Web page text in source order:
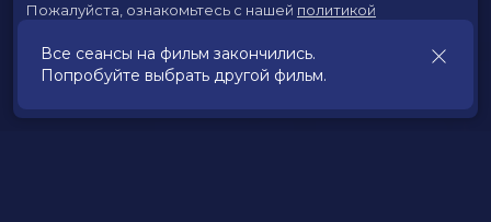
Все сеансы на фильм закончились.
Попробуйте выбрать другой фильм.
Пожалуйста, ознакомьтесь с нашей политикой
Принять